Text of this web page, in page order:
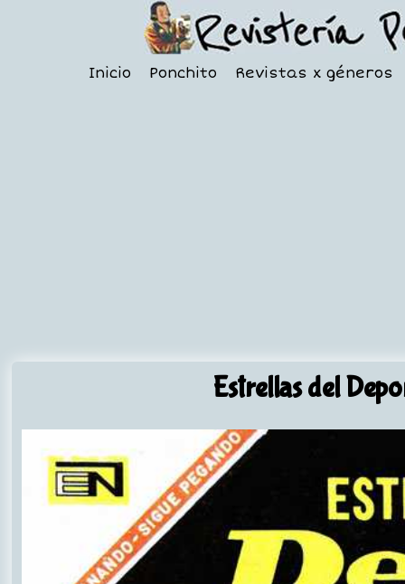
Inicio Ponchito Revistas x géneros
Estrellas del